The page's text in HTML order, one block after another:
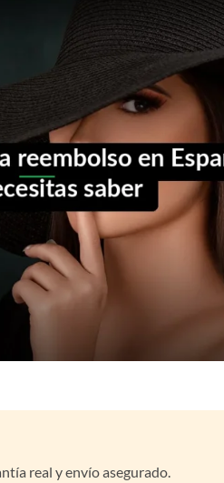
real y envío asegurado.